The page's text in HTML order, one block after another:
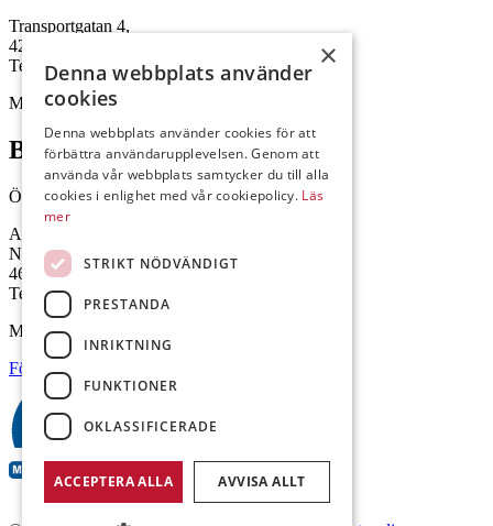
Transportgatan 4,
422 46 Hisings Backa
Telefon: 0708-115352
Mejl: Se flik längst ner till höger.
Brålanda
Öppettider: 07:00-16:00
Andrésen Maskin i Brålanda AB
Nuntorp 301
464 64 Brålanda
Telefon: 0521-57 57 30
Mejl: Se flik längst ner till höger.
Följ oss på Facebook
×
Denna webbplats använder
cookies
Denna webbplats använder cookies för att
förbättra användarupplevelsen. Genom att
använda vår webbplats samtycker du till alla
cookies i enlighet med vår cookiepolicy. Läs
mer
STRIKT NÖDVÄNDIGT
PRESTANDA
INRIKTNING
FUNKTIONER
OKLASSIFICERADE
ACCEPTERA ALLA AVVISA ALLT